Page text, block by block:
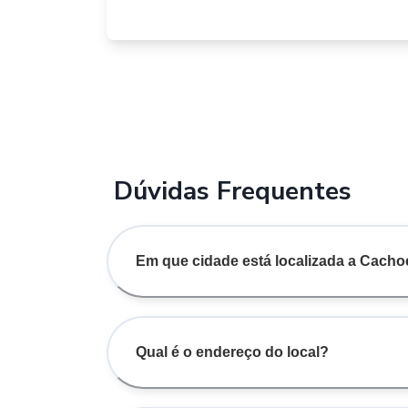
Dúvidas Frequentes
Em que cidade está localizada a
Qual é o endereço do local?